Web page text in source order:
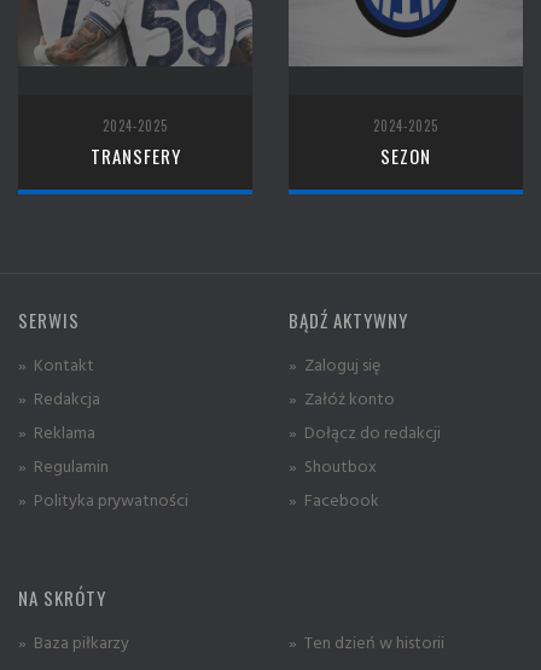
2024-2025
TRANSFERY
2024-2025
SEZON
SERWIS
» Kontakt
» Redakcja
» Reklama
» Regulamin
» Polityka prywatności
BĄDŹ AKTYWNY
» Zaloguj się
» Załóż konto
» Dołącz do redakcji
» Shoutbox
» Facebook
NA SKRÓTY
» Baza piłkarzy
» Ten dzień w historii